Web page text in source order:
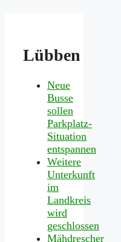
Lübben
Neue
Busse
sollen
Parkplatz-
Situation
entspannen
Weitere
Unterkunft
im
Landkreis
wird
geschlossen
Mähdrescher